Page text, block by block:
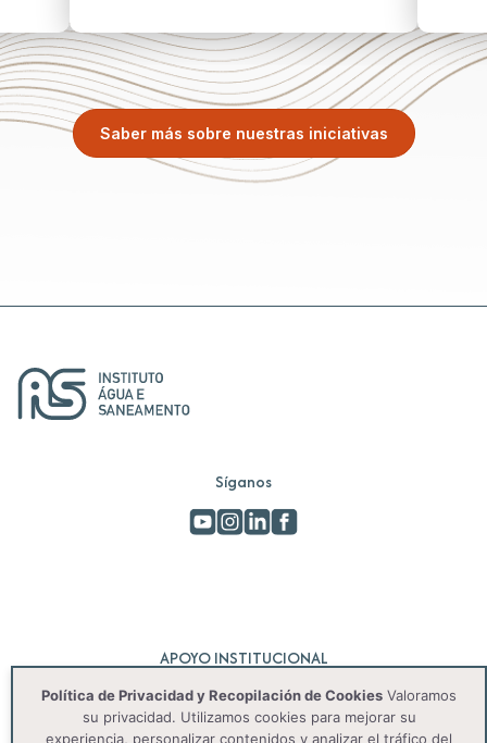
Saber más sobre nuestras iniciativas
Síganos
APOYO INSTITUCIONAL
Política de Privacidad y Recopilación de Cookies Valoramos
su privacidad. Utilizamos cookies para mejorar su
experiencia, personalizar contenidos y analizar el tráfico del